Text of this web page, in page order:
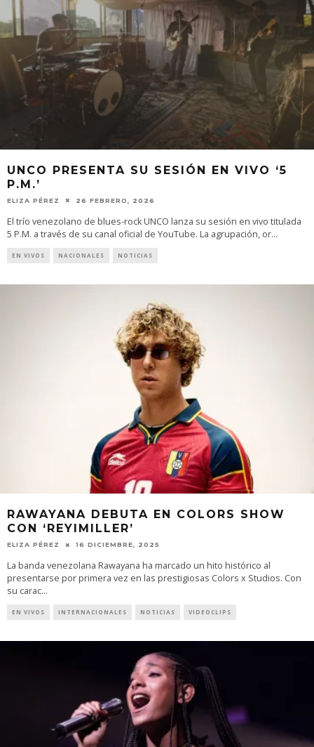
UNCO PRESENTA SU SESIÓN EN VIVO ‘5
P.M.’
ELIZA PÉREZ 26 FEBRERO, 2026
El trío venezolano de blues-rock UNCO lanza su sesión en vivo titulada
5 P.M. a través de su canal oficial de YouTube. La agrupación, or...
EN VIVOS NACIONALES NOTICIAS
RAWAYANA DEBUTA EN COLORS SHOW
CON ‘REYIMILLER’
ELIZA PÉREZ 16 DICIEMBRE, 2025
La banda venezolana Rawayana ha marcado un hito histórico al
presentarse por primera vez en las prestigiosas Colors x Studios. Con
su carac...
EN VIVOS INTERNACIONALES NOTICIAS VIDEOCLIPS